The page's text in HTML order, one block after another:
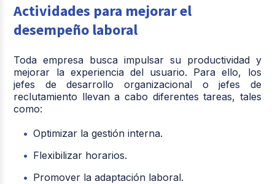
Actividades para mejorar el
desempeño laboral
Toda empresa busca impulsar su productividad y
mejorar la experiencia del usuario. Para ello, los
jefes de desarrollo organizacional o jefes de
reclutamiento llevan a cabo diferentes tareas, tales
como:
Optimizar la gestión interna.
Flexibilizar horarios.
Promover la adaptación laboral.